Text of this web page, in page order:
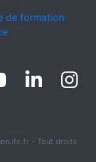
de formation
Youtube
- Tout droits